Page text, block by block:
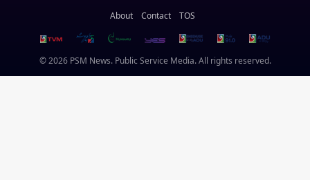
About Contact TOS
© 2026 PSM News. Public Service Media. All rights reserved.